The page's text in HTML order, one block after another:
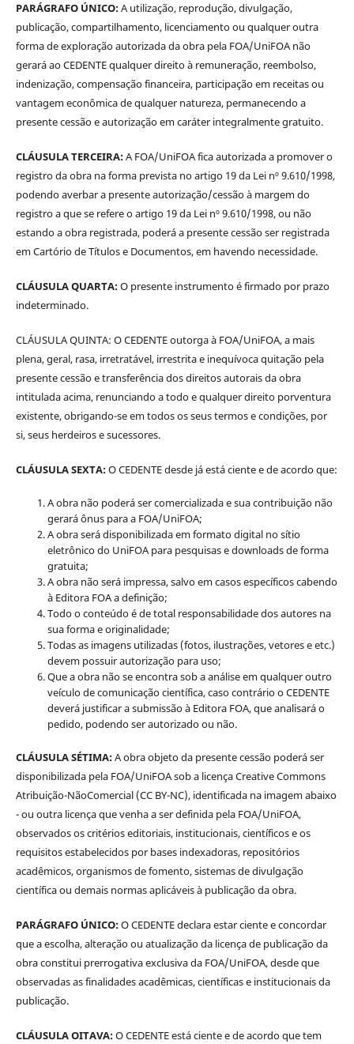
PARÁGRAFO ÚNICO:A utilização, reprodução, divulgação,
publicação, compartilhamento, licenciamento ou qualquer outra
forma de exploração autorizada da obra pela FOA/UniFOA não
gerará ao CEDENTE qualquer direito à remuneração, reembolso,
indenização, compensação financeira, participação em receitas ou
vantagem econômica de qualquer natureza, permanecendo a
presente cessão e autorização em caráter integralmente gratuito.
CLÁUSULA TERCEIRA:A FOA/UniFOA fica autorizada a promover o
registro da obra na forma prevista no artigo 19 da Lei nº 9.610/1998,
podendo averbar a presente autorização/cessão à margem do
registro a que se refere o artigo 19 da Lei nº 9.610/1998, ou não
estando a obra registrada, poderá a presente cessão ser registrada
em Cartório de Títulos e Documentos, em havendo necessidade.
CLÁUSULA QUARTA:O presente instrumento é firmado por prazo
indeterminado.
CLÁUSULA QUINTA: O CEDENTE outorga à FOA/UniFOA, a mais
plena, geral, rasa, irretratável, irrestrita e inequívoca quitação pela
presente cessão e transferência dos direitos autorais da obra
intitulada acima, renunciando a todo e qualquer direito porventura
existente, obrigando-se em todos os seus termos e condições, por
si, seus herdeiros e sucessores.
CLÁUSULA SEXTA:O CEDENTE desde já está ciente e de acordo que:
A obra não poderá ser comercializada e sua contribuição não
gerará ônus para a FOA/UniFOA;
A obra será disponibilizada em formato digital no sítio
eletrônico do UniFOA para pesquisas e downloads de forma
gratuita;
A obra não será impressa, salvo em casos específicos cabendo
à Editora FOA a definição;
Todo o conteúdo é de total responsabilidade dos autores na
sua forma e originalidade;
Todas as imagens utilizadas (fotos, ilustrações, vetores e etc.)
devem possuir autorização para uso;
Que a obra não se encontra sob a análise em qualquer outro
veículo de comunicação científica, caso contrário o CEDENTE
deverá justificar a submissão à Editora FOA, que analisará o
pedido, podendo ser autorizado ou não.
CLÁUSULA SÉTIMA:A obra objeto da presente cessão poderá ser
disponibilizada pela FOA/UniFOA sob a licença Creative Commons
Atribuição-NãoComercial (CC BY-NC), identificada na imagem abaixo
- ou outra licença que venha a ser definida pela FOA/UniFOA,
observados os critérios editoriais, institucionais, científicos e os
requisitos estabelecidos por bases indexadoras, repositórios
acadêmicos, organismos de fomento, sistemas de divulgação
científica ou demais normas aplicáveis à publicação da obra.
PARÁGRAFO ÚNICO:O CEDENTE declara estar ciente e concordar
que a escolha, alteração ou atualização da licença de publicação da
obra constitui prerrogativa exclusiva da FOA/UniFOA, desde que
observadas as finalidades acadêmicas, científicas e institucionais da
publicação.
CLÁUSULA OITAVA:O CEDENTE está ciente e de acordo que tem